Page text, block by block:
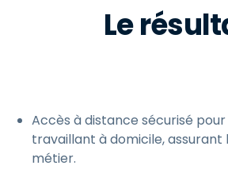
Le
Accès à distance sécurisé
travaillant à domicile, assurant
métier.